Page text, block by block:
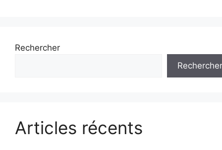
Rechercher
Rechercher
Articles récents